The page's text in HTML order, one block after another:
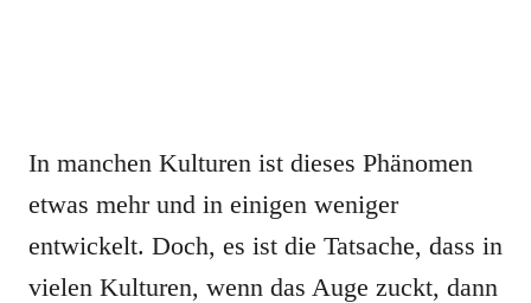
In manchen Kulturen ist dieses Phänomen
etwas mehr und in einigen weniger
entwickelt. Doch, es ist die Tatsache, dass in
vielen Kulturen, wenn das Auge zuckt, dann